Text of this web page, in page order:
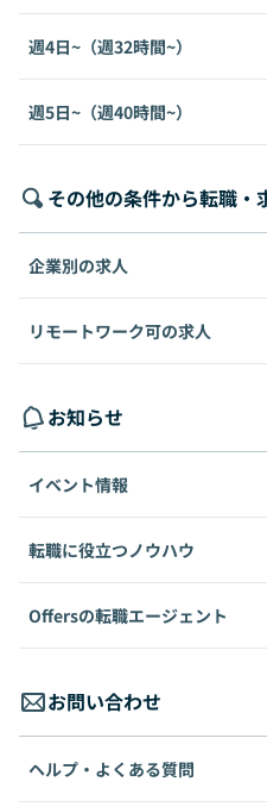
週4日~（週32時間~）
週5日~（週40時間~）
その他の条件から転職・
企業別の求人
リモートワーク可の求人
お知らせ
イベント情報
転職に役立つノウハウ
Offersの転職エージェント
お問い合わせ
ヘルプ・よくある質問